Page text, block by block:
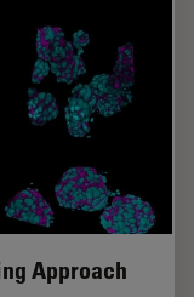
Approach